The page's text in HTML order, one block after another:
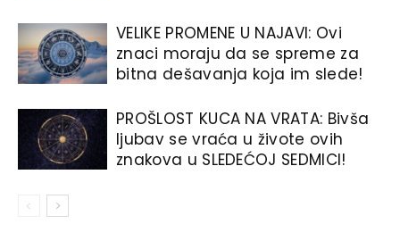
VELIKE PROMENE U NAJAVI: Ovi
znaci moraju da se spreme za
bitna dešavanja koja im slede!
PROŠLOST KUCA NA VRATA: Bivša
ljubav se vraća u živote ovih
znakova u SLEDEĆOJ SEDMICI!